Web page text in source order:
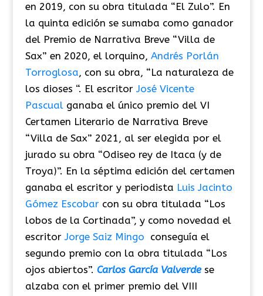
en 2019, con su obra titulada “El Zulo”. En
la quinta edición se sumaba como ganador
del Premio de Narrativa Breve “Villa de
Sax” en 2020, el lorquino, Andrés Porlán
Torroglosa, con su obra, “La naturaleza de
los dioses “. El escritor José Vicente
Pascual ganaba el único premio del VI
Certamen Literario de Narrativa Breve
“Villa de Sax” 2021, al ser elegida por el
jurado su obra “Odiseo rey de Itaca (y de
Troya)”. En la séptima edición del certamen
ganaba el escritor y periodista Luis Jacinto
Gómez Escobarcon su obra titulada “Los
lobos de la Cortinada”, y como novedad el
escritor Jorge Saiz Mingo conseguía el
segundo premio con la obra titulada “Los
ojos abiertos”. Carlos García Valverde se
alzaba con el primer premio del VIII